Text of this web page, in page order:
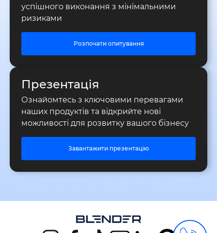
успішного виконання з мінімальними
ризиками
Розпочати опитування
Презентація
Ознайомтесь з ключовими перевагами
наших продуктів та відкрийте нові
можливості для розвитку вашого бізнесу
Завантажити презентацію